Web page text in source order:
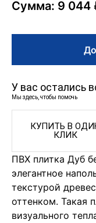
Сумма: 9 044
У вас остались
Мы здесь, чтобы помочь
КУПИТЬ В
КЛИК
ПВХ плитка Дуб
элегантное
текстурой
оттенком. Такая
визуального